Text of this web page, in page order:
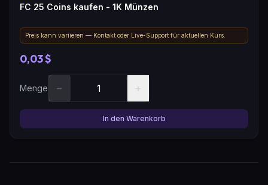
FC 25 Coins kaufen - 1K Münzen
Preis kann variieren — Kontakt oder Live-Support für aktuellen Kurs.
0,03 $
Menge − +
In den Warenkorb